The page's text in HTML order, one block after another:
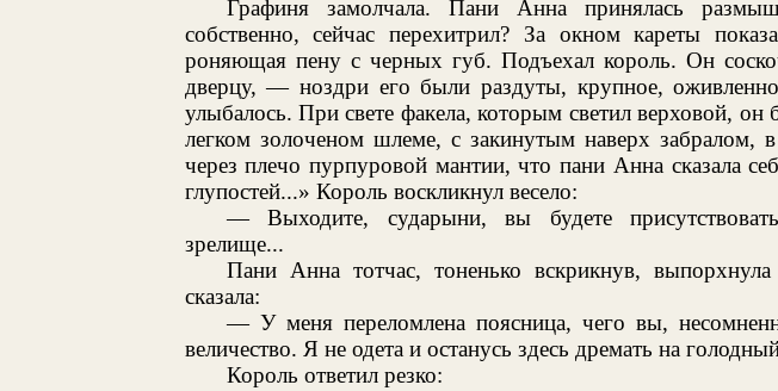
Графиня замолчала. Пани Анна принялась
собственно, сейчас перехитрил? За окном кареты
роняющая пену с черных губ. Подъехал король. Он
дверцу, — ноздри его были раздуты, крупное,
улыбалось. При свете факела, которым светил верховой, он
легком золоченом шлеме, с закинутым наверх забралом,
через плечо пурпуровой мантии, что пани Анна сказала
глупостей...» Король воскликнул весело:
— Выходите, сударыни, вы будете
зрелище...
Пани Анна тотчас, тоненько вскрикнув,
сказала:
— У меня переломлена поясница, чего вы,
величество. Я не одета и останусь здесь дремать на
Король ответил резко: